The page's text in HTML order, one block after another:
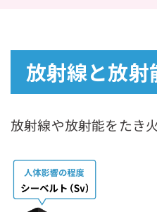
放射線と放射
放射線や放射能をたき